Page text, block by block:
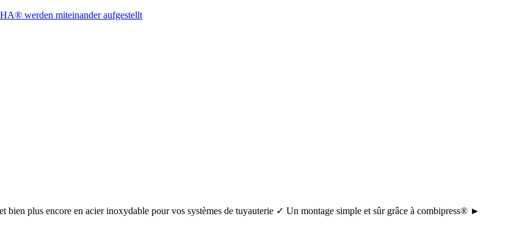
bien plus encore en acier inoxydable pour vos systèmes de tuyauterie ✓ Un montage simple et sûr grâce à combipress® ►